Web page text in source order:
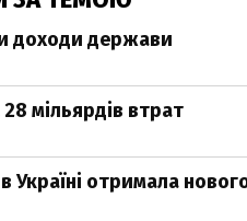
доходи держави
28 мільярдів втрат
Україні отримала